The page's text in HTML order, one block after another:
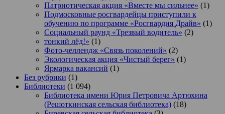
Патриотическая акция «Вместе мы сильнее» (1)
Подмосковные росгвардейцы приступили к
обучению по программе «Росгвардия Драйв» (1)
Социальный раунд «Трезвый водитель» (2)
тонкий лёд!» (1)
Фото-челлендж «Связь поколений» (2)
Экологическая акция «Чистый берег» (1)
Ярмарка вакансий (1)
Без рубрики (1)
Библиотеки (1 094)
Библиотека имени Юрия Петровича Артюхина
(Решоткинская сельская библиотека) (18)